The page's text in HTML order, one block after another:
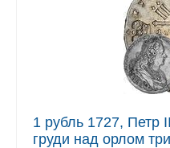
1 рубль 1727, Петр
груди над орлом